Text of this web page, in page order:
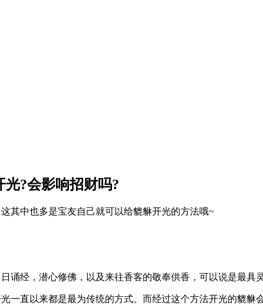
?会影响招财吗?
其中也多是宝友自己就可以给貔貅开光的方法哦~
诵经，潜心修佛，以及来往香客的敬奉供香，可以说是最具
一直以来都是最为传统的方式。而经过这个方法开光的貔貅